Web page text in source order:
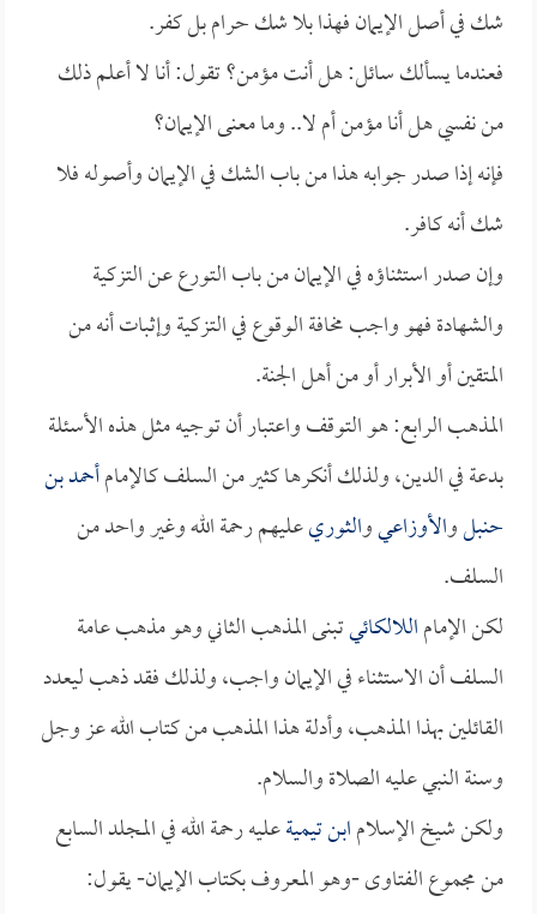
شك في أصل الإيمان فهذا بلا شك حرام بل كفر.
فعندما يسألك سائل: هل أنت مؤمن؟ تقول: أنا لا أعلم ذلك
من نفسي هل أنا مؤمن أم لا.. وما معنى الإيمان؟
فإنه إذا صدر جوابه هذا من باب الشك في الإيمان وأصوله فلا
شك أنه كافر.
وإن صدر استثناؤه في الإيمان من باب التورع عن التزكية
والشهادة فهو واجب مخافة الوقوع في التزكية وإثبات أنه من
المتقين أو الأبرار أو من أهل الجنة.
المذهب الرابع: هو التوقف واعتبار أن توجيه مثل هذه الأسئلة
بدعة في الدين، ولذلك أنكرها كثير من السلف كالإمامأحمد بن
حنبلوالأوزاعيوالثوريعليهم رحمة الله وغير واحد من
السلف.
لكن الإماماللالكائيتبنى المذهب الثاني وهو مذهب عامة
السلف أن الاستثناء في الإيمان واجب، ولذلك فقد ذهب ليعدد
القائلين بهذا المذهب، وأدلة هذا المذهب من كتاب الله عز وجل
وسنة النبي عليه الصلاة والسلام.
ولكن شيخ الإسلامابن تيميةعليه رحمة الله في المجلد السابع
من مجموع الفتاوى -وهو المعروف بكتاب الإيمان- يقول: